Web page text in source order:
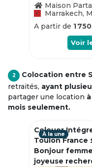
Maison
Marrakech,
A partir de 1
Voir
2 Colocation entre
retraités, ayant
partager une location
mois seulement.
Colouer
Toulon France
Bonjour
joyeuse
À la une